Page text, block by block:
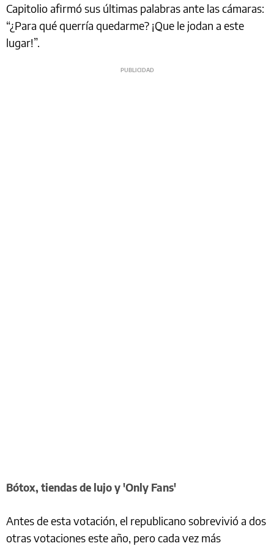
Capitolio afirmó sus últimas palabras ante las cámaras:
“¿Para qué querría quedarme? ¡Que le jodan a este
lugar!”.
Bótox, tiendas de lujo y 'Only Fans'
Antes de esta votación, el republicano sobrevivió a dos
otras votaciones este año, pero cada vez más